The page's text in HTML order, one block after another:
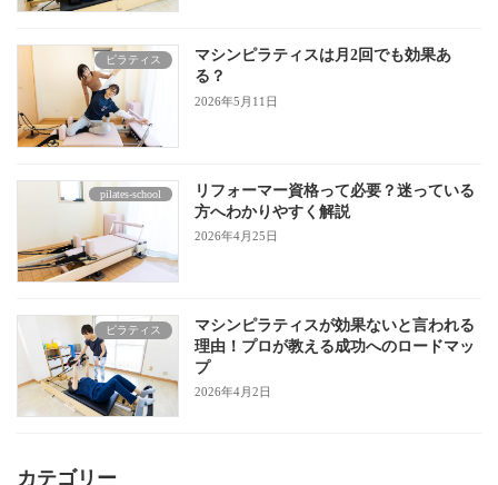
ピラティス
マシンピラティスは月2回でも効果あ
る？
2026年5月11日
pilates-school
リフォーマー資格って必要？迷っている
方へわかりやすく解説
2026年4月25日
ピラティス
マシンピラティスが効果ないと言われる
理由！プロが教える成功へのロードマッ
プ
2026年4月2日
カテゴリー